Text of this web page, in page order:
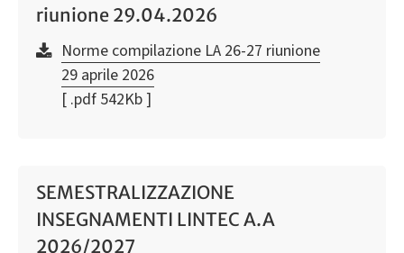
riunione 29.04.2026
Norme compilazione LA 26-27 riunione
29 aprile 2026
[ .pdf 542Kb ]
SEMESTRALIZZAZIONE
INSEGNAMENTI LINTEC A.A
2026/2027